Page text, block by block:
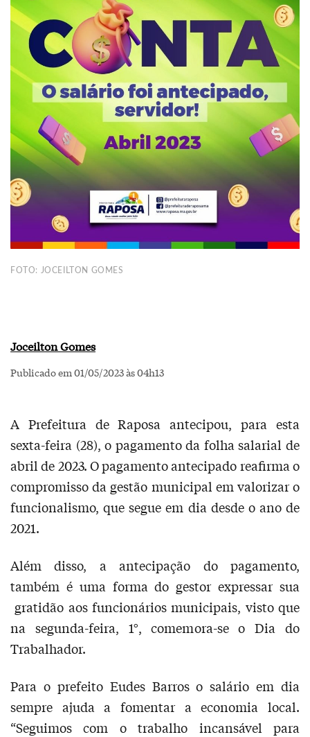
FOTO: JOCEILTON GOMES
Joceilton Gomes
Publicado em 01/05/2023 às 04h13
A Prefeitura de Raposa antecipou, para esta
sexta-feira (28), o pagamento da folha salarial de
abril de 2023. O pagamento antecipado reafirma o
compromisso da gestão municipal em valorizar o
funcionalismo, que segue em dia desde o ano de
2021.
Além disso, a antecipação do pagamento,
também é uma forma do gestor expressar sua
gratidão aos funcionários municipais, visto que
na segunda-feira, 1°, comemora-se o Dia do
Trabalhador.
Para o prefeito Eudes Barros o salário em dia
sempre ajuda a fomentar a economia local.
“Seguimos com o trabalho incansável para